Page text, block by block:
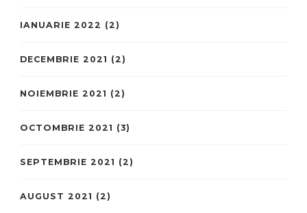
IANUARIE 2022 (2)
DECEMBRIE 2021 (2)
NOIEMBRIE 2021 (2)
OCTOMBRIE 2021 (3)
SEPTEMBRIE 2021 (2)
AUGUST 2021 (2)